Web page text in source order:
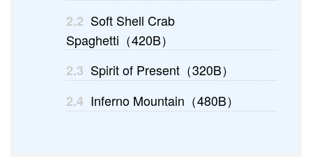
2.2 Soft Shell Crab
Spaghetti（420B）
2.3 Spirit of Present（320B）
2.4 Inferno Mountain（480B）